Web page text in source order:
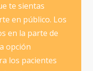
te sientas
en público. Los
en la parte de
opción
los pacientes